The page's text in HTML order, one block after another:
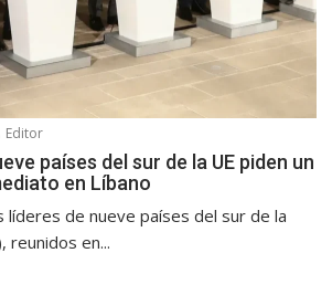
Editor
países del sur de la UE piden un
en Líbano
líderes de nueve países del sur de la
reunidos en...